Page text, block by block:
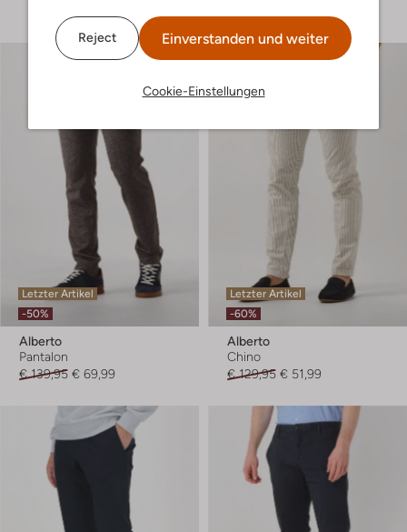
Reject Einverstanden und weiter
Cookie-Einstellungen
Letzter Artikel
-50%
Alberto
Pantalon
€ 139,95 € 69,99
Letzter Artikel
-60%
Alberto
Chino
€ 129,95 € 51,99